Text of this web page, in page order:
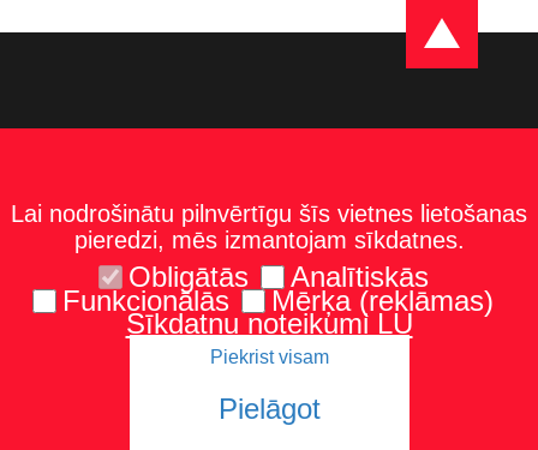
Karte un norādes
Tel.: 67229986
Lai nodrošinātu pilnvērtīgu šīs vietnes lietošanas
pieredzi, mēs izmantojam sīkdatnes.
Obligātās Analītiskās
Funkcionālās Mērķa (reklāmas)
Sīkdatņu noteikumi LU
Piekrist visam
Pielāgot